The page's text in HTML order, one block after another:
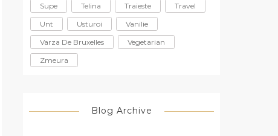
Supe
Telina Traieste
Travel
Unt
Usturoi
Vanilie
Varza De Bruxelles
Vegetarian
Zmeura
Blog Archive